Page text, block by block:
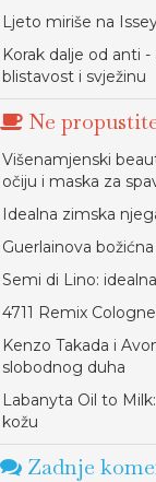
Ljeto miriše na
Korak dalje od anti
blistavost i svježinu
Ne
Višenamjenski
očiju i maska za
Idealna zimska
Guerlainova
Semi di Lino:
4711 Remix
Kenzo Takada i
slobodnog duha
Labanyta Oil to
kožu
Zadnje